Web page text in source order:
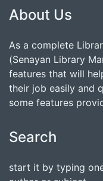
About Us
As a complete
(Senayan Library
features that will
their job easily and
some features
Search
start it by typing